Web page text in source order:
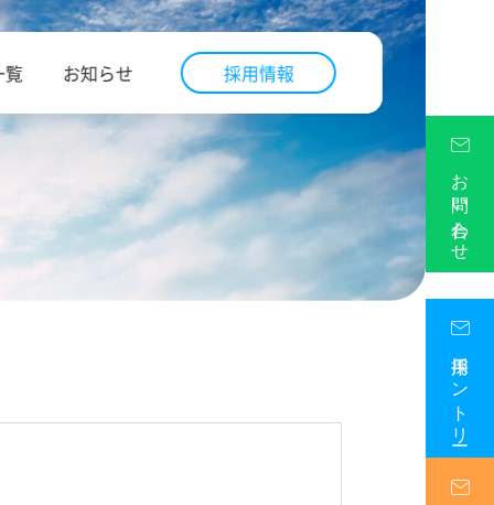
覧 お知らせ 採用情報
お問い合わせ
採用エントリー